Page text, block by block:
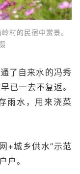
的民宿中赏景。
了自来水的冯秀
已一去不复返。
雨水，用来浇菜
城乡供水”示范
户。